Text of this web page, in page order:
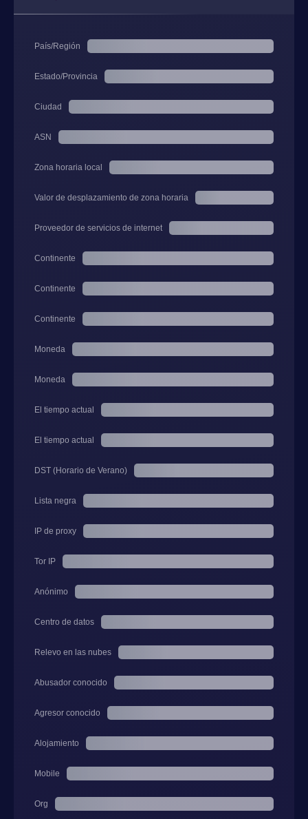
País/Región
Estado/Provincia
Ciudad
ASN
Zona horaria local
Valor de desplazamiento de zona horaria
Proveedor de servicios de internet
Continente
Continente
Continente
Moneda
Moneda
El tiempo actual
El tiempo actual
DST (Horario de Verano)
Lista negra
IP de proxy
Tor IP
Anónimo
Centro de datos
Relevo en las nubes
Abusador conocido
Agresor conocido
Alojamiento
Mobile
Org